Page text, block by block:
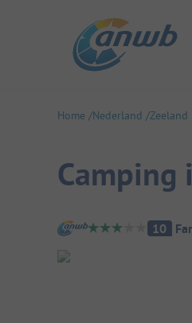
Home Nederland Zeeland
Camping
Camping10